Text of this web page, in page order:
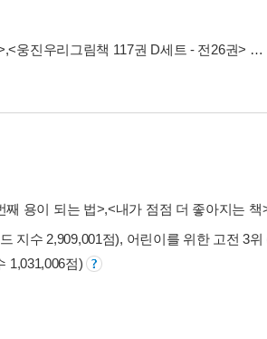
,<웅진우리그림책 117권 D세트 - 전26권> …
째 용이 되는 법>,<내가 점점 더 좋아지는 책
지수 2,909,001점), 어린이를 위한 고전 3
1,031,006점)